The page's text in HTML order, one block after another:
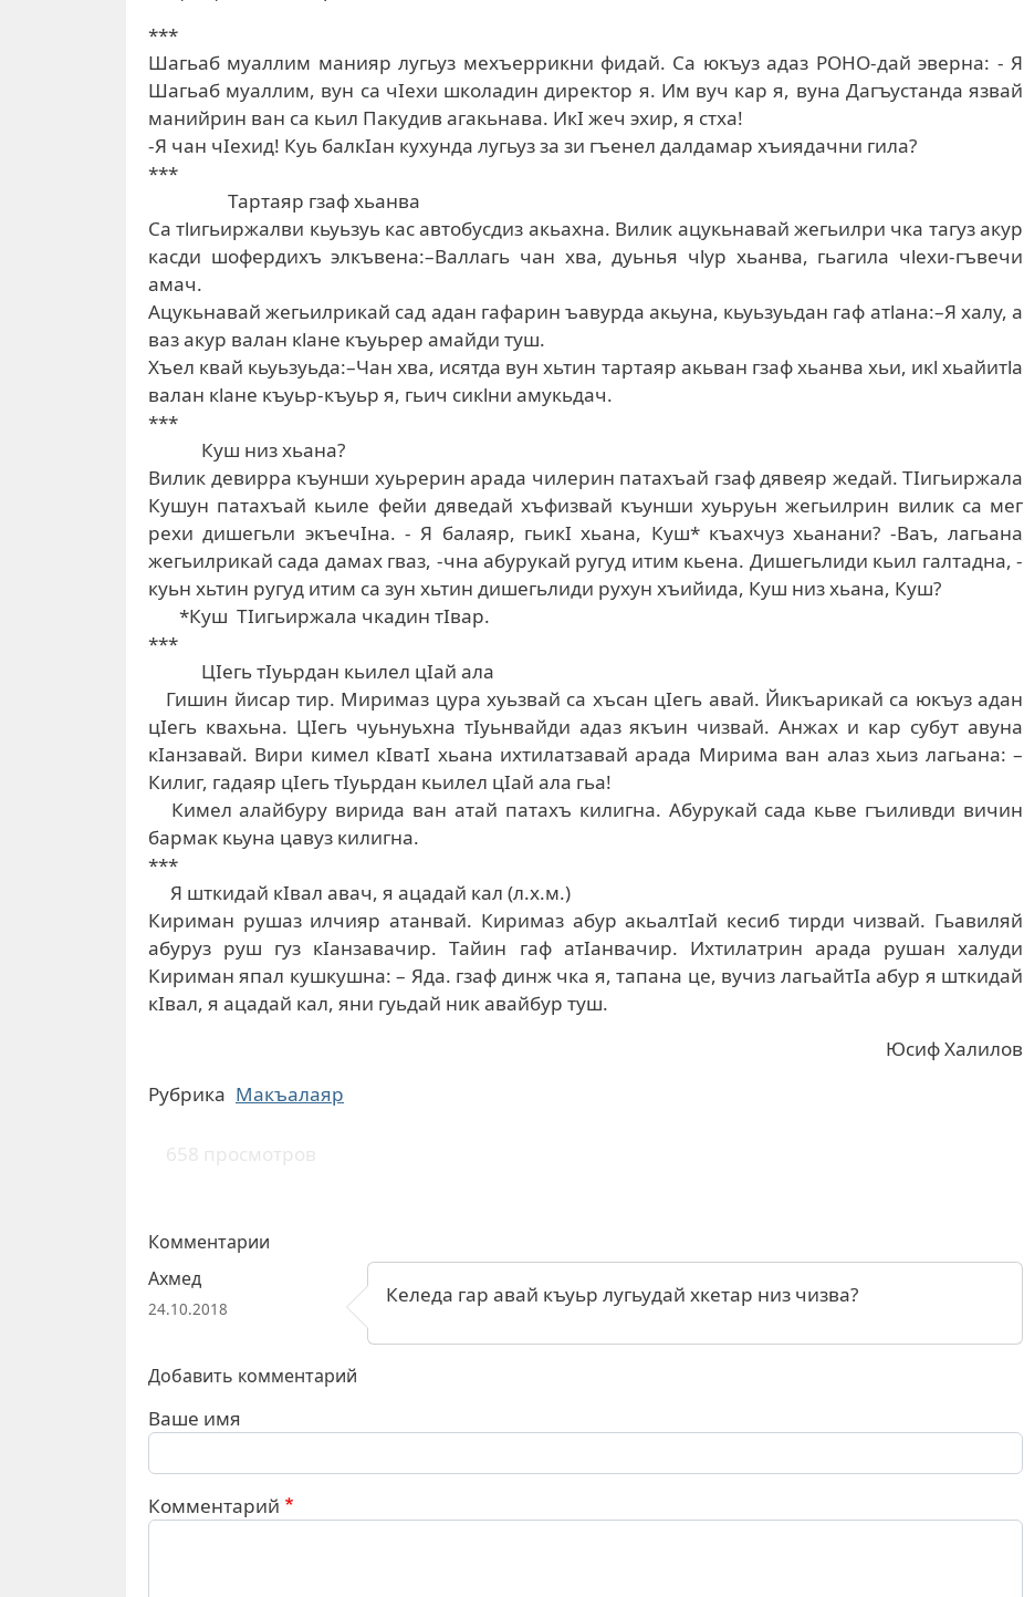
***
Шагьаб муаллим манияр лугьуз мехъеррикни фидай. Са юкъуз адаз РОНО-дай эверна: - Я
Шагьаб муаллим, вун са чIехи школадин директор я. Им вуч кар я, вуна Дагъустанда язвай
манийрин ван са кьил Пакудив агакьнава. ИкI жеч эхир, я стха!
-Я чан чIехид! Куь балкIан кухунда лугьуз за зи гъенел далдамар хъиядачни гила?
***
Тартаяр гзаф хьанва
Са тlигьиржалви кьуьзуь кас автобусдиз акьахна. Вилик ацукьнавай жегьилри чка тагуз акур
касди шофердихъ элкъвена:–Валлагь чан хва, дуьнья чlур хьанва, гьагила чlехи-гъвечи
амач.
Ацукьнавай жегьилрикай сад адан гафарин ъавурда акьуна, кьуьзуьдан гаф атlана:–Я халу, а
ваз акур валан кlане къуьрер амайди туш.
Хъел квай кьуьзуьда:–Чан хва, исятда вун хьтин тартаяр акьван гзаф хьанва хьи, икl хьайитlа
валан кlане къуьр-къуьр я, гьич сикlни амукьдач.
***
Куш низ хьана?
Вилик девирра къунши хуьрерин арада чилерин патахъай гзаф дявеяр жедай. ТIигьиржала
Кушун патахъай кьиле фейи дяведай хъфизвай къунши хуьруьн жегьилрин вилик са мег
рехи дишегьли экъечIна. - Я балаяр, гьикI хьана, Куш* къахчуз хьанани? -Ваъ, лагьана
жегьилрикай сада дамах гваз, -чна абурукай ругуд итим кьена. Дишегьлиди кьил галтадна, -
куьн хьтин ругуд итим са зун хьтин дишегьлиди рухун хъийида, Куш низ хьана, Куш?
*Куш ­ ТIигьиржала чкадин тIвар.
***
ЦIегь тIуьрдан кьилел цIай ала
Гишин йисар тир. Миримаз цура хуьзвай са хъсан цIегь авай. Йикъарикай са юкъуз адан
цIегь квахьна. ЦIегь чуьнуьхна тIуьнвайди адаз якъин чизвай. Анжах и кар субут авуна
кIанзавай. Bири кимел кIватI хьана ихтилатзавай арада Мирима ван алаз хьиз лагьана: –
Килиг, гадаяр цIегь тIуьрдан кьилел цIай ала гьа!
Кимел алайбуру вирида ван атай патахъ килигна. Абурукай сада кьве гъиливди вичин
бармак кьуна цавуз килигна.
***
Я шткидай кIвал авач, я ацадай кал (л.х.м.)
Кириман рушаз илчияр атанвай. Киримаз абур акьалтIай кесиб тирди чизвай. Гьавиляй
абуруз руш гуз кIанзавачир. Тайин гаф атIанвачир. Ихтилатрин арада рушан халуди
Кириман япал кушкушна: – Яда. гзаф динж чка я, тапана це, вучиз лагьайтIа абур я шткидай
кIвал, я ацадай кал, яни гуьдай ник авайбур туш.
Юсиф Халилов
Рубрика Макъалаяр
658 просмотров
Комментарии
Ахмед
24.10.2018
Келеда гар авай къуьр лугьудай хкетар низ чизва?
Добавить комментарий
Ваше имя
Комментарий